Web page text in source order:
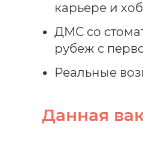
карьере и
ДМС со
рубеж с
Реальные
Данная